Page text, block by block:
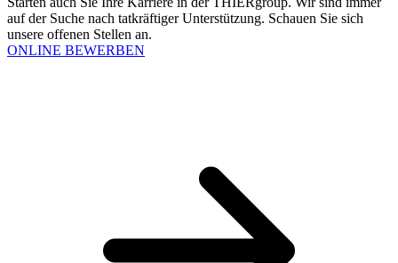
auf der Suche nach tatkräftiger Unterstützung. Schauen Sie sich
unsere offenen Stellen an.
ONLINE BEWERBEN